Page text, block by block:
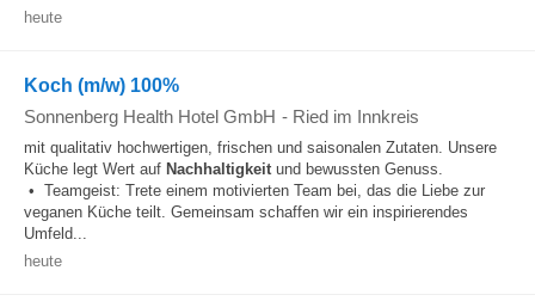
heute
Koch (m/w) 100%
Sonnenberg Health Hotel GmbH - Ried im Innkreis
mit qualitativ hochwertigen, frischen und saisonalen Zutaten. Unsere
Küche legt Wert auf Nachhaltigkeitund bewussten Genuss.
• Teamgeist: Trete einem motivierten Team bei, das die Liebe zur
veganen Küche teilt. Gemeinsam schaffen wir ein inspirierendes
Umfeld...
heute